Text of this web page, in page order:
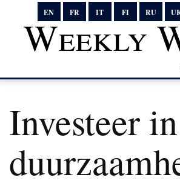
EN FR IT FI RU
Weekly
Investeer in